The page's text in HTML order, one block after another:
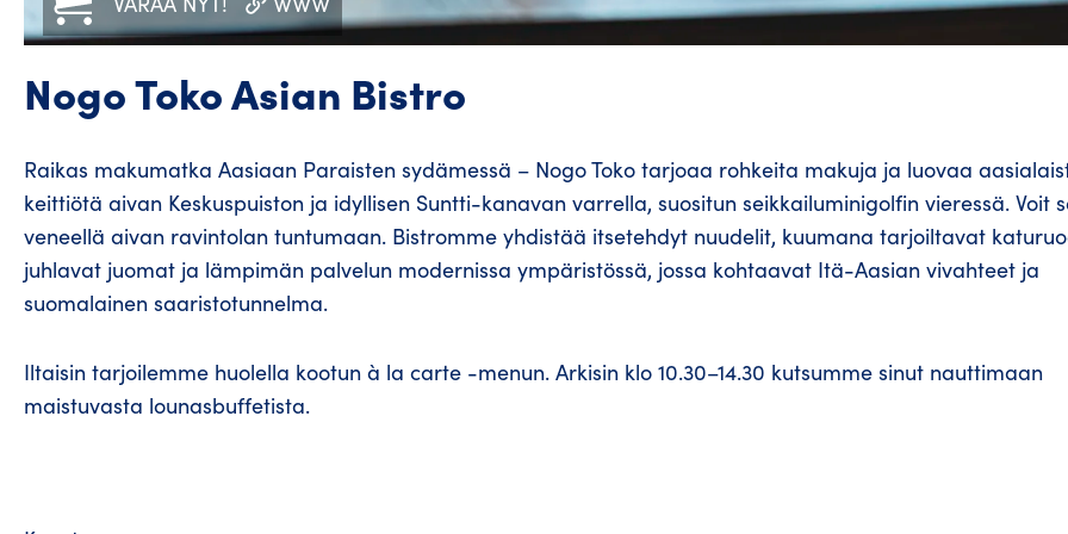
Nogo Toko Asian Bistro
Raikas makumatka Aasiaan Paraisten sydämessä – Nogo Toko tarjoaa rohkeita makuja ja luovaa
keittiötä aivan Keskuspuiston ja idyllisen Suntti-kanavan varrella, suositun seikkailuminigolfin vieressä. Voit
veneellä aivan ravintolan tuntumaan. Bistromme yhdistää itsetehdyt nuudelit, kuumana tarjoiltavat
juhlavat juomat ja lämpimän palvelun modernissa ympäristössä, jossa kohtaavat Itä-Aasian vivahteet ja
suomalainen saaristotunnelma.
Iltaisin tarjoilemme huolella kootun à la carte -menun. Arkisin klo 10.30–14.30 kutsumme sinut nauttimaan
maistuvasta lounasbuffetista.